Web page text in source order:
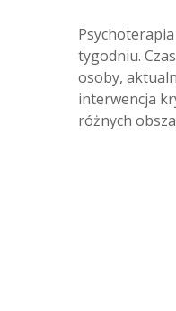
tygodniu.
osoby,
interwencja
różnych